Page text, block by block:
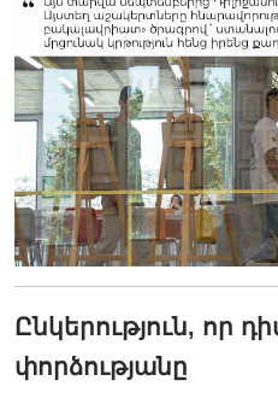
Ընկերություն, որ
փորձությանը